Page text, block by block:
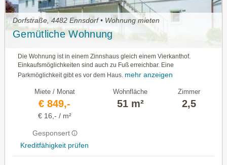
Dorfstraße, 4482 Ennsdorf • Wohnung mieten
Gemütliche Wohnung
Die Wohnung ist in einem Zinnshaus gleich einem Vierkanthof.
Einkaufsmöglichkeiten sind auch zu Fuß erreichbar. Eine
Parkmöglichkeit gibt es vor dem Haus. mehr anzeigen
Miete / Monat
€ 849,-
€ 16,- / m²
Gesponsert
Kreditfähigkeit prüfen
Wohnfläche
51 m²
Zimmer
2,5